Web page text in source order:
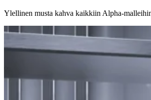
Ylellinen musta kahva kaikkiin Alpha-